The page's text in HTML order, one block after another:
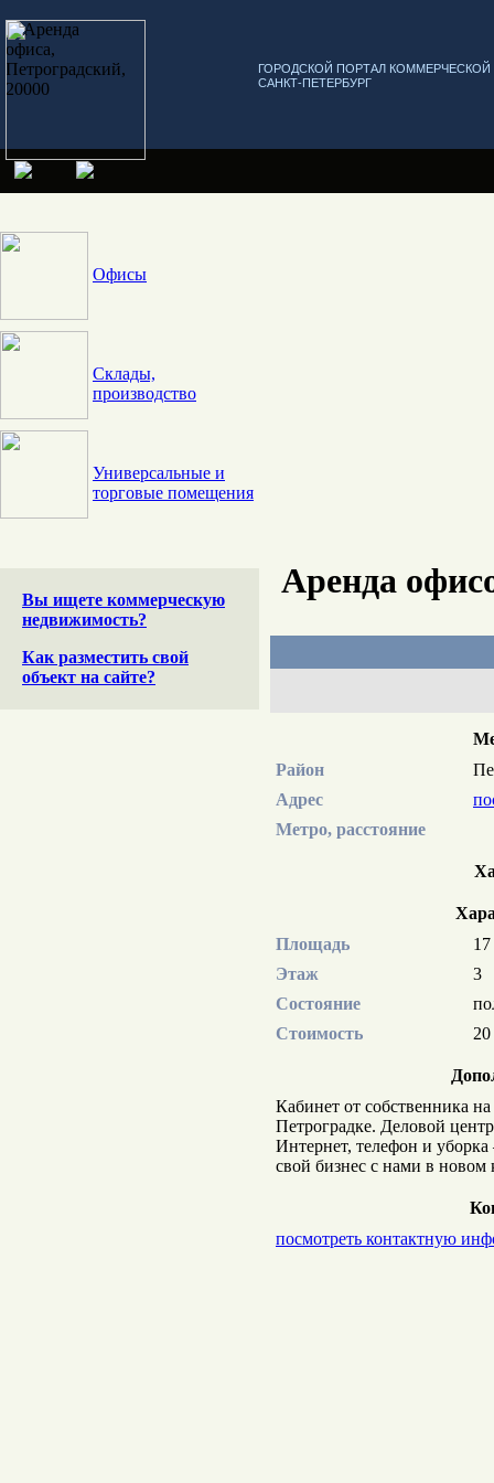
ГОРОДСКОЙ ПОРТАЛ
САНКТ-ПЕТЕРБУРГ
Офисы
Склады,
производство
Универсальные и
торговые помещения
Вы ищете коммерческую
недвижимость?
Как разместить свой
объект на сайте?
Аренда
Район
Адрес
Метро, расстояние
Площадь
Этаж
3
Состояние
Стоимость
Кабинет от собственника
Петроградке. Деловой
Интернет, телефон и
свой бизнес с нами в
посмотреть контактную